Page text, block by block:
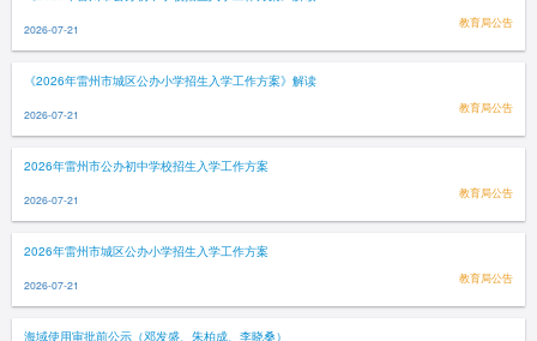
2026-07-21 教育局公告
《2026年雷州市城区公办小学招生入学工作方案》解读
2026-07-21 教育局公告
2026年雷州市公办初中学校招生入学工作方案
2026-07-21 教育局公告
2026年雷州市城区公办小学招生入学工作方案
2026-07-21 教育局公告
海域使用审批前公示（邓发盛、朱柏成、李晓桑）